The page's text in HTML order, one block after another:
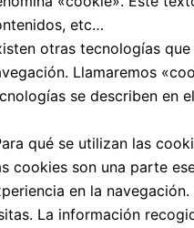
etc…
otras tecnologías
Llamaremos
se describen en
qué se utilizan las
cookies son una parte
en la
La información